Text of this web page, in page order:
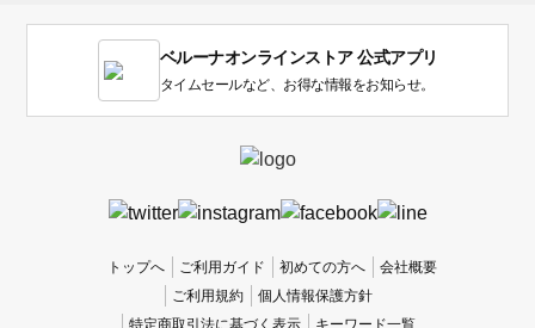
ベルーナオンラインストア 公式アプリ
タイムセールなど、お得な情報をお知らせ。
トップへ ご利用ガイド 初めての方へ
会社概要
ご利用規約
個人情報保護方針
特定商取引法に基づく表示
キーワード一覧